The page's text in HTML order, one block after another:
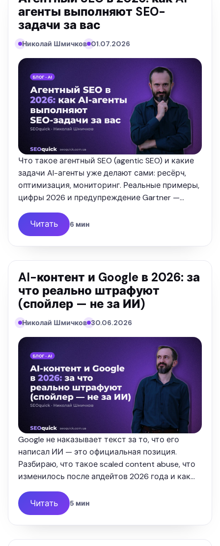
агенты выполняют SEO-
задачи за вас
Николай Шмичков 01.07.2026
Что такое агентный SEO (agentic SEO) и какие
задачи AI-агенты уже делают сами: ресёрч,
оптимизация, мониторинг. Реальные примеры,
цифры 2026 и предупреждение Gartner —
Читать 6 мин
AI-контент и Google в 2026: за
что реально штрафуют
(спойлер — не за ИИ)
Николай Шмичков 30.06.2026
Google не наказывает текст за то, что его
написал ИИ — это официальная позиция.
Разбираю, что такое scaled content abuse, что
изменилось после апдейтов 2026 года и как
ранжировался.
Читать 5 мин